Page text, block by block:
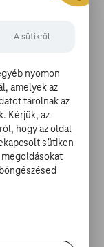
Glory című
zsűrijében
ben
pedig a
meg.
filmeket,
hírekkel és
bármikor,
A sütikről
nyomon
amelyek az
tárolnak az
Kérjük, az
hogy az oldal
sütiken